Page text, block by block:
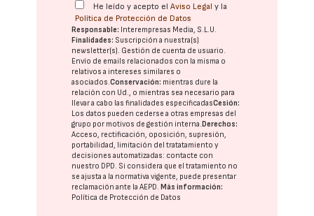
He leído y acepto elAviso Legal y la
Política de Protección de Datos
Responsable: Interempresas Media, S.L.U.
Finalidades: Suscripción a nuestra(s)
newsletter(s). Gestión de cuenta de usuario.
Envío de emails relacionados con la misma o
relativos a intereses similares o
asociados.Conservación: mientras dure la
relación con Ud., o mientras sea necesario para
llevar a cabo las finalidades especificadasCesión:
Los datos pueden cederse a otras empresas del
grupo por motivos de gestión interna.Derechos:
Acceso, rectificación, oposición, supresión,
portabilidad, limitación del tratatamiento y
decisiones automatizadas: contacte con
nuestro DPD . Si considera que el tratamiento no
se ajusta a la normativa vigente, puede presentar
reclamación ante laAEPD .Más información:
Política de Protección de Datos